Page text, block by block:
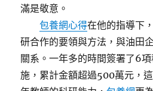
滿是敬意。
包養網心得在他的指導下
研合作的要領與方法，與油田
關系。一年多的時間簽署了6
施，累計金額超過500萬元，